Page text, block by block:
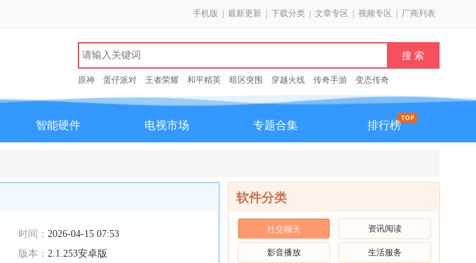
手机版 最新更新 下载分类 文章专区 视频专区 厂商列表
原神 蛋仔派对 王者荣耀 和平精英 暗区突围 穿越火线 传奇手游 变态传奇
智能硬件 电视市场 专题合集 排行榜
时间： 2026-04-15 07:53
版本： 2.1.253安卓版
软件分类
社交聊天 资讯阅读
影音播放 生活服务